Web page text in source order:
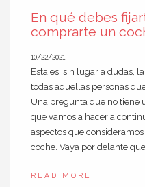
En qué debes
comprarte un
10/22/2021
Esta es, sin lugar a dudas,
todas aquellas personas
Una pregunta que no tiene
que vamos a hacer a
aspectos que
coche. Vaya por delante
READ MORE